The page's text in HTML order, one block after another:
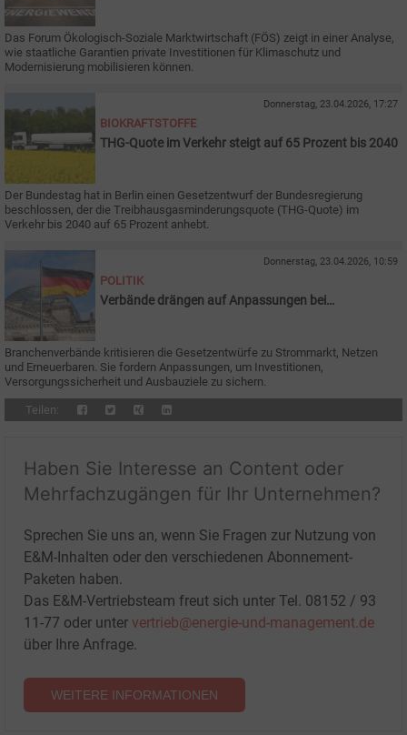
Das Forum Ökologisch-Soziale Marktwirtschaft (FÖS) zeigt in einer Analyse,
wie staatliche Garantien private Investitionen für Klimaschutz und
Modernisierung mobilisieren können.
Donnerstag, 23.04.2026, 17:27
BIOKRAFTSTOFFE
THG-Quote im Verkehr steigt auf 65 Prozent bis 2040
Der Bundestag hat in Berlin einen Gesetzentwurf der Bundesregierung
beschlossen, der die Treibhausgasminderungsquote (THG-Quote) im
Verkehr bis 2040 auf 65 Prozent anhebt.
Donnerstag, 23.04.2026, 10:59
POLITIK
Verbände drängen auf Anpassungen bei
Branchenverbände kritisieren die Gesetzentwürfe zu Strommarkt, Netzen
und Erneuerbaren. Sie fordern Anpassungen, um Investitionen,
Versorgungssicherheit und Ausbauziele zu sichern.
Teilen:
Haben Sie Interesse an Content oder
Mehrfachzugängen für Ihr Unternehmen?
Sprechen Sie uns an, wenn Sie Fragen zur Nutzung von
E&M-Inhalten oder den verschiedenen Abonnement-
Paketen haben.
Das E&M-Vertriebsteam freut sich unter Tel. 08152 / 93
11-77 oder unter vertrieb@energie-und-management.de
über Ihre Anfrage.
WEITERE INFORMATIONEN